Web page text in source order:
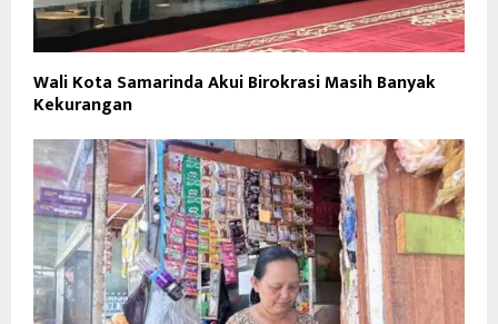
Wali Kota Samarinda Akui Birokrasi Masih Banyak
Kekurangan